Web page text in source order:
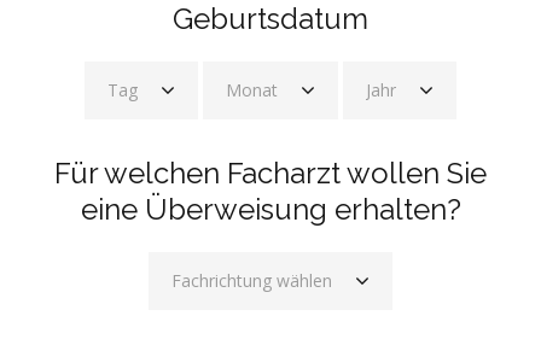
Geburtsdatum
Tag Monat Jahr
Für welchen Facharzt wollen Sie
eine Überweisung erhalten?
Fachrichtung wählen